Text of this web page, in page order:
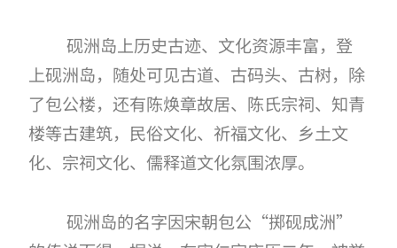
砚洲岛上历史古迹、文化资源丰富，登
上砚洲岛，随处可见古道、古码头、古树，除
了包公楼，还有陈焕章故居、陈氏宗祠、知青
楼等古建筑，民俗文化、祈福文化、乡土文
化、宗祠文化、儒释道文化氛围浓厚。
砚洲岛的名字因宋朝包公 “掷砚成洲”